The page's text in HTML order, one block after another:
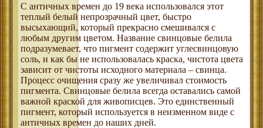
С античных времен до 19 века использовался этот
теплый белый непрозрачный цвет, быстро
высыхающий, который прекрасно смешивался с
любым другим цветом. Название свинцовые белила
подразумевает, что пигмент содержит углесвинцовую
соль, и как бы не использовалась краска, чистота цвета
зависит от чистоты исходного материала – свинца.
Процесс очищения сразу же увеличивал стоимость
пигмента. Свинцовые белила всегда оставались самой
важной краской для живописцев. Это единственный
пигмент, который используется в неизменном виде с
античных времен до наших дней.